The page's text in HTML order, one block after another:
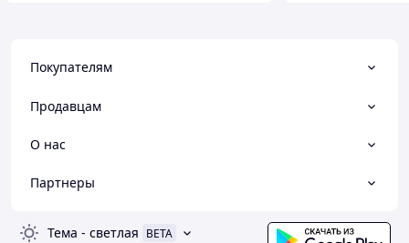
Покупателям
Продавцам
О нас
Партнеры
Тема - светлая BETA